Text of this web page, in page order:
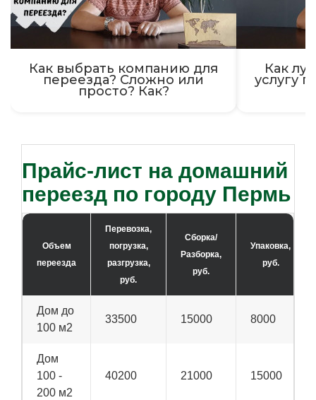
Как выбрать компанию для
переезда? Сложно или
просто? Как?
Как
услугу
Прайс-лист на домашний
переезд по городу Пермь
Объем
переезда
Перевозка,
погрузка,
разгрузка,
руб.
Сборка/
Разборка,
руб.
Упаковка,
руб.
Дом до
100 м2
33500 15000 8000
Дом
100 -
200 м2
40200 21000 15000